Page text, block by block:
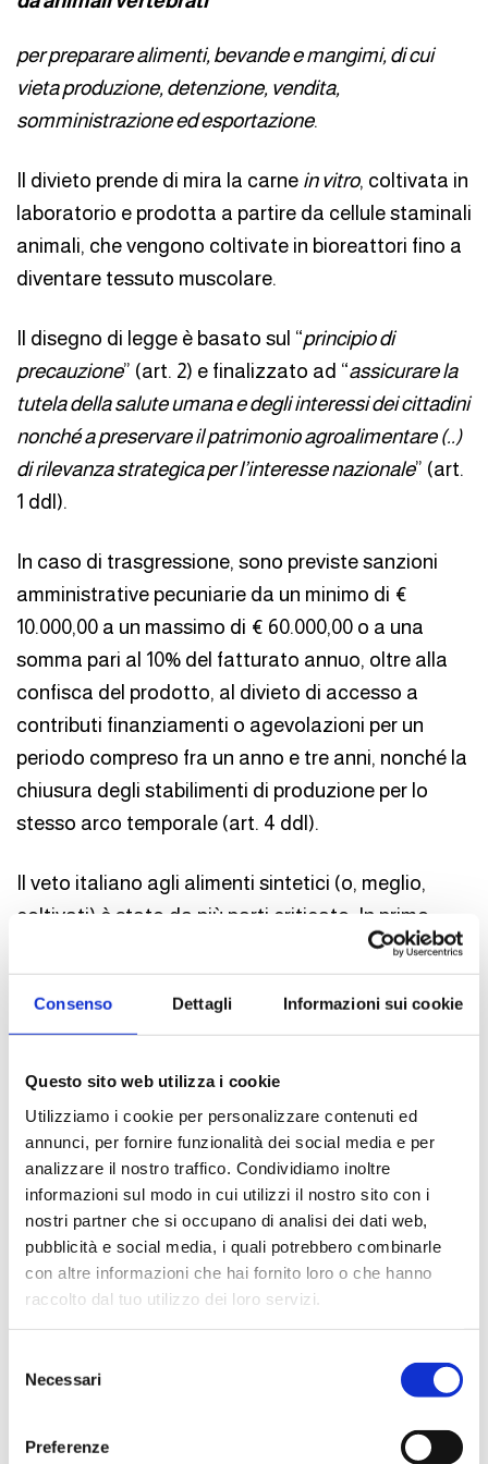
Consenso Dettagli Informazioni sui cookie
Questo sito web utilizza i cookie
Utilizziamo i cookie per personalizzare contenuti ed
annunci, per fornire funzionalità dei social media e per
analizzare il nostro traffico. Condividiamo inoltre
informazioni sul modo in cui utilizzi il nostro sito con i
nostri partner che si occupano di analisi dei dati web,
pubblicità e social media, i quali potrebbero combinarle
con altre informazioni che hai fornito loro o che hanno
raccolto dal tuo utilizzo dei loro servizi.
delNecessari
Preferenze
per preparare alimenti, bevande e mangimi, di cui
vieta produzione, detenzione, vendita,
somministrazione ed esportazione.
Il divieto prende di mira la carne in vitro, coltivata in
laboratorio e prodotta a partire da cellule staminali
animali, che vengono coltivate in bioreattori fino a
diventare tessuto muscolare.
Il disegno di legge è basato sul “principio di
precauzione” (art. 2) e finalizzato ad “assicurare la
tutela della salute umana e degli interessi dei cittadini
nonché a preservare il patrimonio agroalimentare (..)
di rilevanza strategica per l’interesse nazionale” (art.
1 ddl).
In caso di trasgressione, sono previste sanzioni
amministrative pecuniarie da un minimo di €
10.000,00 a un massimo di € 60.000,00 o a una
somma pari al 10% del fatturato annuo, oltre alla
confisca del prodotto, al divieto di accesso a
contributi finanziamenti o agevolazioni per un
periodo compreso fra un anno e tre anni, nonché la
chiusura degli stabilimenti di produzione per lo
stesso arco temporale (art. 4 ddl).
Il veto italiano agli alimenti sintetici (o, meglio,
coltivati) è stato da più parti criticato. In primo
luogo, si è censurata la scelta di fondare il divieto
sul principio di precauzione, poiché – si è osservato
– manca l’evidenza scientifica di rischi per la salute
In secondo luogo, si è evidenziato come l’iniziativa
italiana sia indifferente a quanto accade in molti
altri Paesi, dove la carne coltivata è oggetto di
esame e positiva valutazione, perché considerata
strumento di risoluzione di problemi, quali il
benessere animale, la sostenibilità ambientale e la
sicurezza alimentare.
In alcuni Paesi extra europei la carne coltivata è
, l’ente governativo che regola i